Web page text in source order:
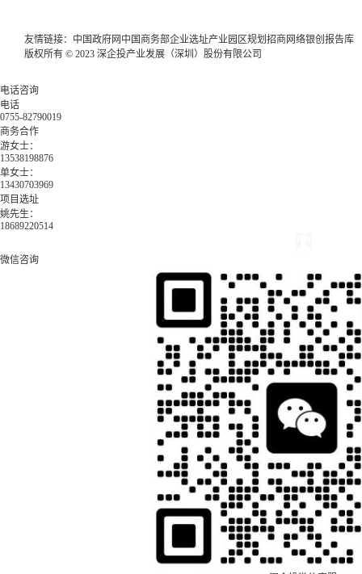
友情链接： 中国政府网 中国商务部企业选址产业园区规划 招商网络银创报告库
版权所有 © 2023 深企投产业发展（深圳）股份有限公司
电话咨询
电话
0755-82790019
商务合作
游女士：
13538198876
单女士：
13430703969
项目选址
姚先生：
18689220514
微信咨询